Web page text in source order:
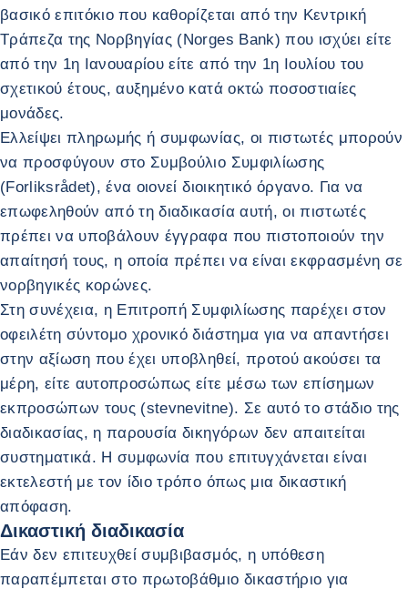
βασικό επιτόκιο που καθορίζεται από την Κεντρική
Τράπεζα της Νορβηγίας (Norges Bank) που ισχύει είτε
από την 1η Ιανουαρίου είτε από την 1η Ιουλίου του
σχετικού έτους, αυξημένο κατά οκτώ ποσοστιαίες
μονάδες.
Ελλείψει πληρωμής ή συμφωνίας, οι πιστωτές μπορούν
να προσφύγουν στο Συμβούλιο Συμφιλίωσης
(Forliksrådet), ένα οιονεί διοικητικό όργανο. Για να
επωφεληθούν από τη διαδικασία αυτή, οι πιστωτές
πρέπει να υποβάλουν έγγραφα που πιστοποιούν την
απαίτησή τους, η οποία πρέπει να είναι εκφρασμένη σε
νορβηγικές κορώνες.
Στη συνέχεια, η Επιτροπή Συμφιλίωσης παρέχει στον
οφειλέτη σύντομο χρονικό διάστημα για να απαντήσει
στην αξίωση που έχει υποβληθεί, προτού ακούσει τα
μέρη, είτε αυτοπροσώπως είτε μέσω των επίσημων
εκπροσώπων τους (stevnevitne). Σε αυτό το στάδιο της
διαδικασίας, η παρουσία δικηγόρων δεν απαιτείται
συστηματικά. Η συμφωνία που επιτυγχάνεται είναι
εκτελεστή με τον ίδιο τρόπο όπως μια δικαστική
απόφαση.
Δικαστική διαδικασία
Εάν δεν επιτευχθεί συμβιβασμός, η υπόθεση
παραπέμπεται στο πρωτοβάθμιο δικαστήριο για